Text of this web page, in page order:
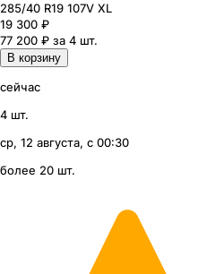
285/40 R19 107V XL
19 300 ₽
77 200 ₽ за 4 шт.
В корзину
сейчас
4 шт.
ср, 12 августа, с 00:30
более 20 шт.